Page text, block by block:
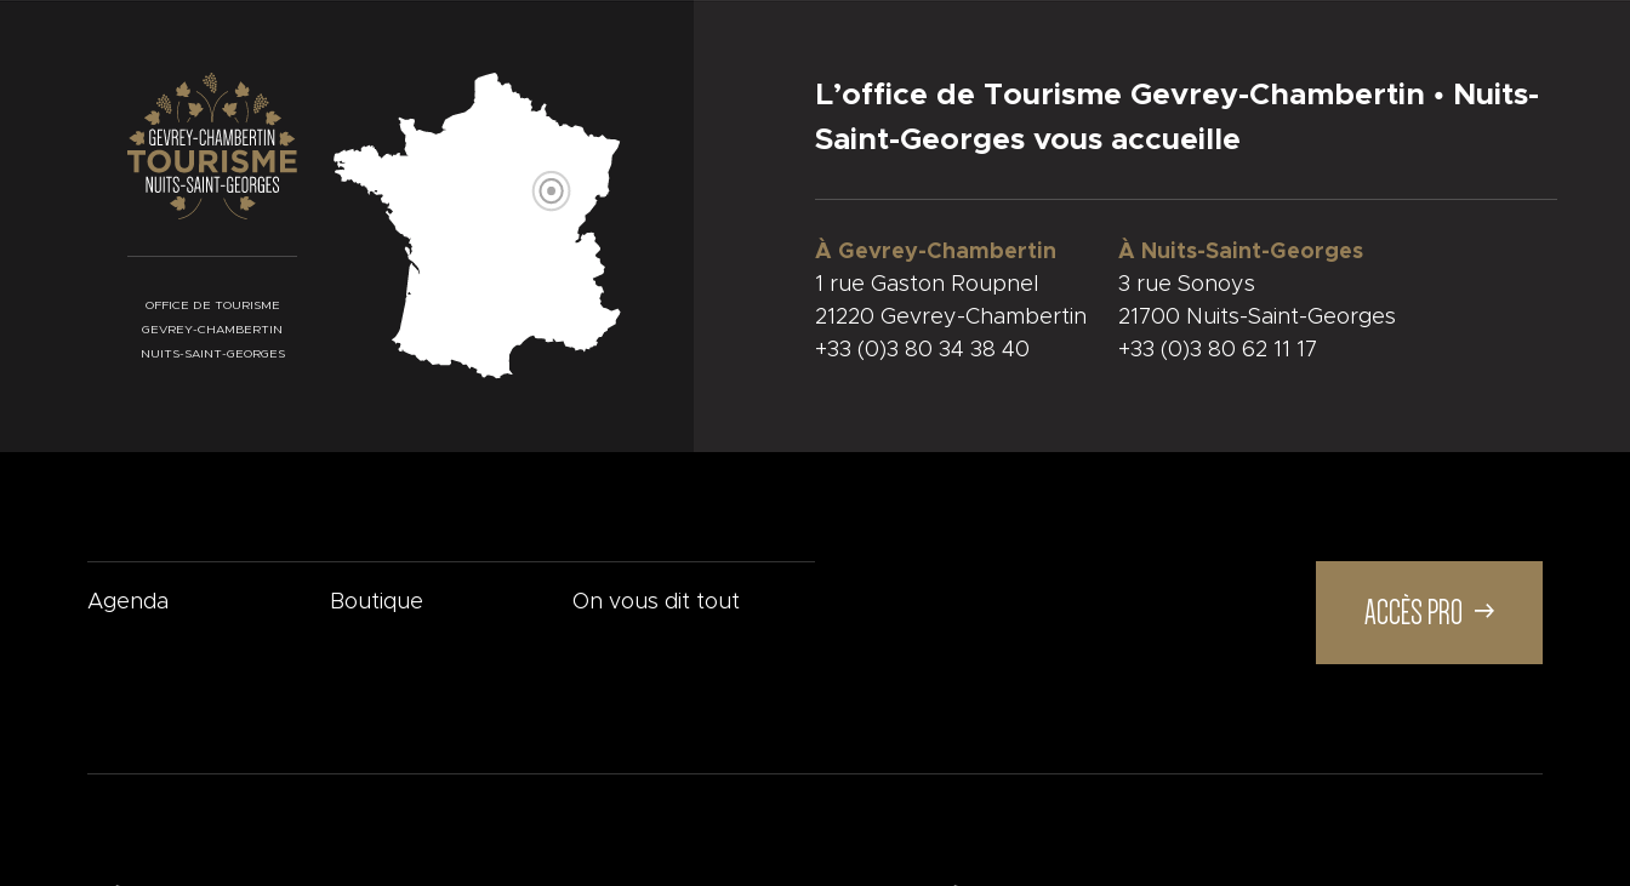
OFFICE DE TOURISME
GEVREY-CHAMBERTIN
NUITS-SAINT-GEORGES
L’office de Tourisme Gevrey-Chambertin • Nuits-
Saint-Georges vous accueille
À Gevrey-Chambertin
1 rue Gaston Roupnel
21220 Gevrey-Chambertin
+33 (0)3 80 34 38 40
À Nuits-Saint-Georges
3 rue Sonoys
21700 Nuits-Saint-Georges
+33 (0)3 80 62 11 17
Agenda Boutique On vous dit tout ACCÈS PRO